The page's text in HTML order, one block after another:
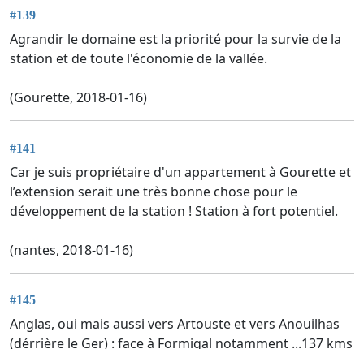
#139
Agrandir le domaine est la priorité pour la survie de la
station et de toute l'économie de la vallée.
(Gourette, 2018-01-16)
#141
Car je suis propriétaire d'un appartement à Gourette et
l’extension serait une très bonne chose pour le
développement de la station ! Station à fort potentiel.
(nantes, 2018-01-16)
#145
Anglas, oui mais aussi vers Artouste et vers Anouilhas
(dérrière le Ger) : face à Formigal notamment ...137 kms